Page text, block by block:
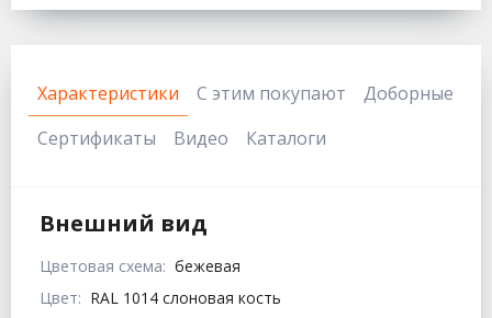
Характеристики С этим покупают
Доборные
Сертификаты
Видео Каталоги
Внешний вид
Цветовая схема: бежевая
Цвет: RAL 1014 слоновая кость